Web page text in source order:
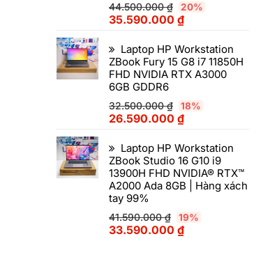
44.500.000₫ 20%
35.590.000 ₫
Laptop HP Workstation
ZBook Fury 15 G8 i7 11850H
FHD NVIDIA RTX A3000
6GB GDDR6
32.500.000₫ 18%
26.590.000 ₫
Laptop HP Workstation
ZBook Studio 16 G10 i9
13900H FHD NVIDIA® RTX™
A2000 Ada 8GB | Hàng xách
tay 99%
41.590.000₫ 19%
33.590.000 ₫